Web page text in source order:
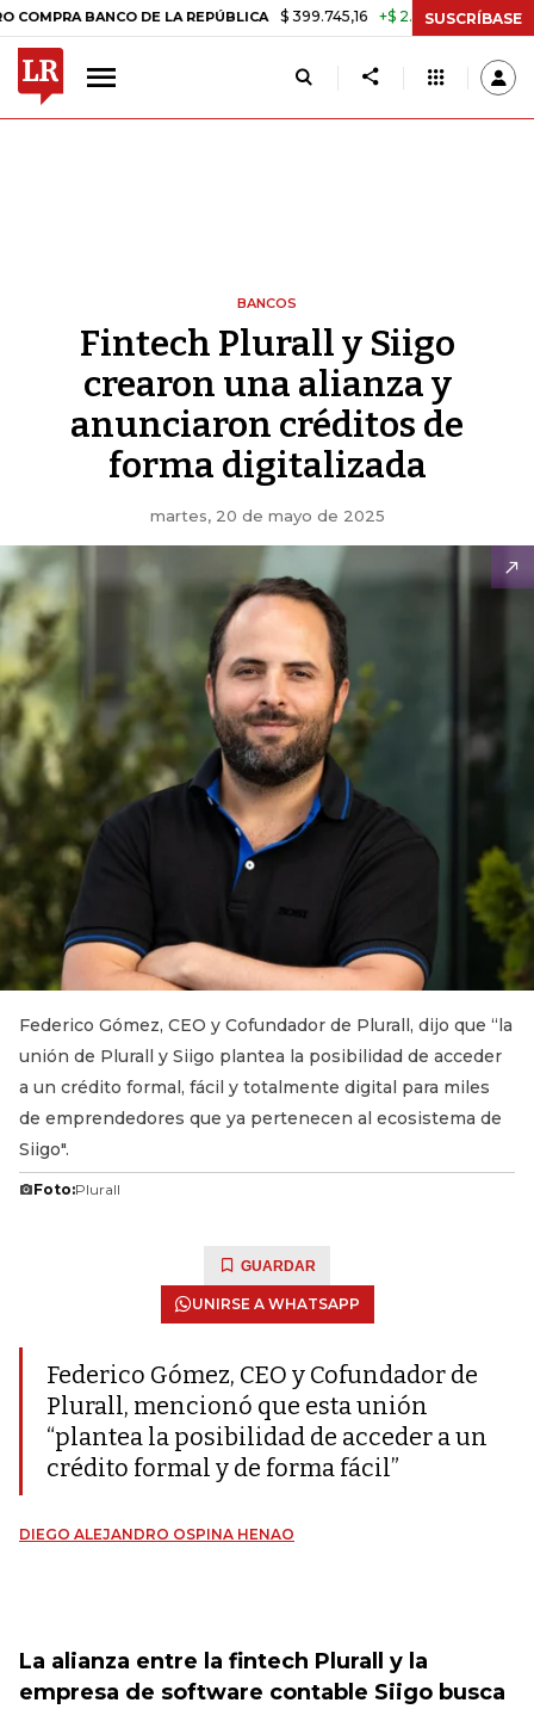
BANCO DE LA REPÚBLICA $ 399.745,16 +$ 2.295,71 +0,58%
SUSCRÍBASE
BANCOS
Fintech Plurall y Siigo
crearon una alianza y
anunciaron créditos de
forma digitalizada
martes, 20 de mayo de 2025
Federico Gómez, CEO y Cofundador de Plurall, dijo que “la
unión de Plurall y Siigo plantea la posibilidad de acceder
a un crédito formal, fácil y totalmente digital para miles
de emprendedores que ya pertenecen al ecosistema de
Siigo".
Foto:Plurall
GUARDAR
UNIRSE A WHATSAPP
Federico Gómez, CEO y Cofundador de
Plurall, mencionó que esta unión
“plantea la posibilidad de acceder a un
crédito formal y de forma fácil”
DIEGO ALEJANDRO OSPINA HENAO
La alianza entre la fintech Plurall y la
empresa de software contable Siigo busca